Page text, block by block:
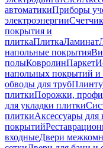
автоматикиПриборы
электроэнергии
покрытия и
плиткаПлиткаЛаминат
напольные покрытия
полыКовролинПаркет
напольных покрытий и
обводы для труб
плиткиПорожки,
для укладки плитки
плиткиАксессуары для
покрытий
входныеДвери